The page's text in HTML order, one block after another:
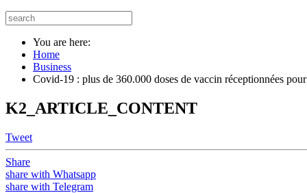
You are here:
Home
Business
Covid-19 : plus de 360.000 doses de vaccin réceptionnées
K2_ARTICLE_CONTENT
Tweet
Share
share with Whatsapp
share with Telegram